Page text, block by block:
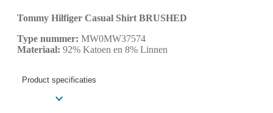
Tommy Hilfiger Casual Shirt BRUSHED
Type nummer: MW0MW37574
Materiaal: 92% Katoen en 8% Linnen
Product specificaties